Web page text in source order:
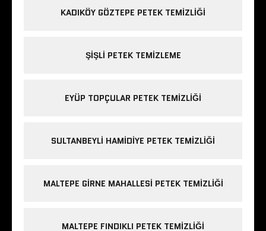
KADIKÖY GÖZTEPE PETEK TEMIZLIĞI
ŞIŞLI PETEK TEMIZLEME
EYÜP TOPÇULAR PETEK TEMIZLIĞI
SULTANBEYLI HAMIDIYE PETEK TEMIZLIĞI
MALTEPE GIRNE MAHALLESI PETEK TEMIZLIĞI
MALTEPE FINDIKLI PETEK TEMIZLIĞI